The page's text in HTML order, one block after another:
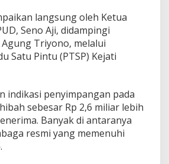
langsung oleh Ketua
Seno Aji, didampingi
Triyono, melalui
Satu Pintu (PTSP) Kejati
indikasi penyimpangan pada
sebesar Rp 2,6 miliar lebih
Banyak di antaranya
resmi yang memenuhi